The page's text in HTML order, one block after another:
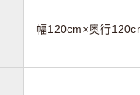
幅120cm×奥行